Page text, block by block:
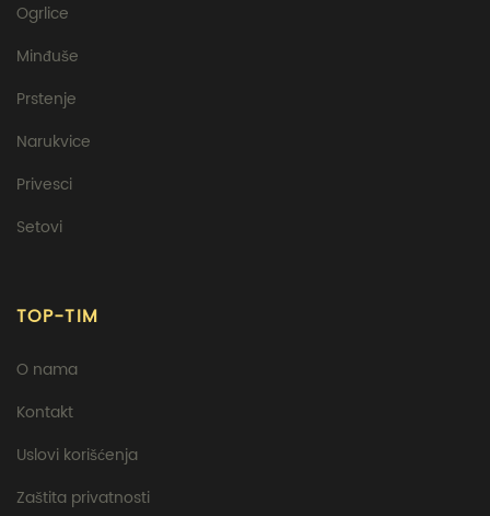
Ogrlice
Minđuše
Prstenje
Narukvice
Privesci
Setovi
TOP-TIM
O nama
Kontakt
Uslovi korišćenja
Zaštita privatnosti